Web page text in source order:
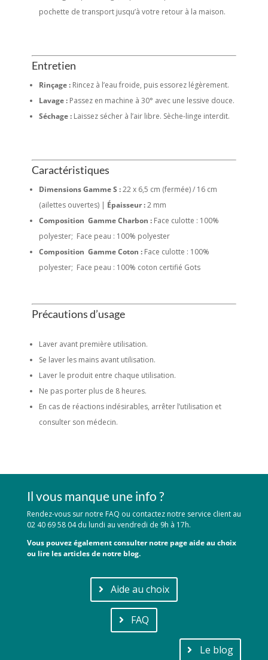
pochette de transport jusqu’à votre retour à la maison.
Entretien
Rinçage :Rincez à l’eau froide, puis essorez légèrement.
Lavage :Passez en machine à 30° avec une lessive douce.
Séchage :Laissez sécher à l’air libre. Sèche-linge interdit.
Caractéristiques
Dimensions Gamme S :22 x 6,5 cm (fermée) / 16 cm
(ailettes ouvertes) | Épaisseur :2 mm
Composition Gamme Charbon : Face culotte : 100%
polyester; Face peau : 100% polyester
Composition Gamme Coton : Face culotte : 100%
polyester; Face peau : 100% coton certifié Gots
Précautions d’usage
Laver avant première utilisation.
Se laver les mains avant utilisation.
Laver le produit entre chaque utilisation.
Ne pas porter plus de 8 heures.
En cas de réactions indésirables, arrêter l’utilisation et
consulter son médecin.
Il vous manque une info ?
Rendez-vous sur notre FAQ ou contactez notre service client au
02 40 69 58 04 du lundi au vendredi de 9h à 17h.
Vous pouvez également consulter notre page aide au choix
ou lire les articles de notre blog.
Aide au choix
FAQ
Le blog